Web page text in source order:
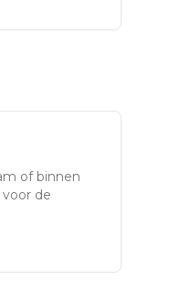
of binnen
voor de